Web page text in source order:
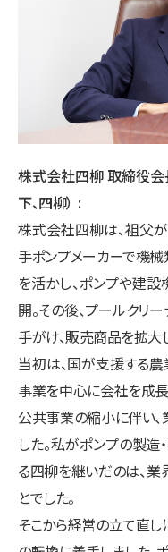
株式会社四柳 取締役会
下、四柳）
株式会社四柳は、祖父
手ポンプメーカーで機
を活かし、ポンプや建
開。その後、プールク
手がけ、販売商品を拡大
当初は、国が支援する
事業を中心に会社を成
公共事業の縮小に伴い
した。私がポンプの製
る四柳を継いだのは、
とでした。
そこから経営の立て直